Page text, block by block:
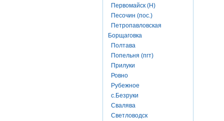
Первомайск (Н)
Песочин (пос.)
Петропавловская
Борщаговка
Полтава
Попельня (пгт)
Прилуки
Ровно
Рубежное
с.Безруки
Свалява
Светловодск